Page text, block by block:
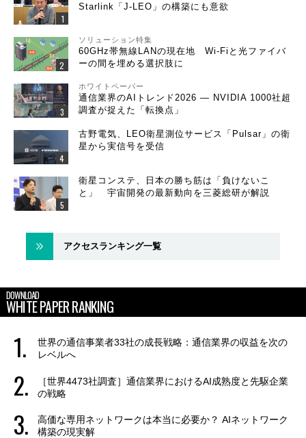
Starlink「J-LEO」の構築にも意欲
ソリューション特集
60GHz帯無線LANの現在地 Wi-Fiと光ファイバ
ーの間を埋める選択肢に
ホワイトペーパー
通信業界のAIトレンド2026 ― NVIDIA 1000社超
調査が捉えた「転換点」
古野電気、LEO衛星測位サービス「Pulsar」の衛
星から実信号を受信
衛星コンステ、日本の勝ち筋は「負けないこ
と」 宇宙開発の最新動向を三菱総研が解説
アクセスランキング一覧
DOWNLOAD
WHITE PAPER RANKING
世界の通信事業者33社の成長戦略：通信業界の収益を次の
レベルへ
［世界4473社調査］通信業界におけるAI成熟度と先駆企業
の戦略
高価な専用ネットワークは本当に必要か？ AIネットワーク
構築の現実解